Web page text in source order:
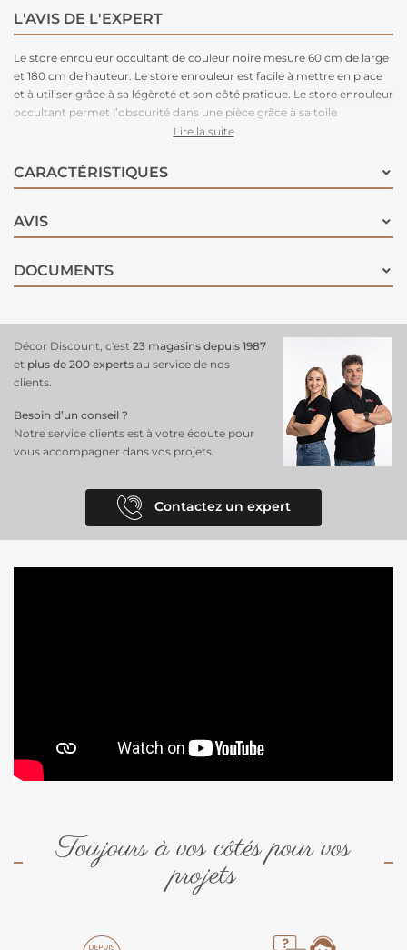
L'AVIS DE L'EXPERT
Le store enrouleur occultant de couleur noire mesure 60 cm de large
et 180 cm de hauteur. Le store enrouleur est facile à mettre en place
et à utiliser grâce à sa légèreté et son côté pratique. Le store enrouleur
occultant permet l’obscurité dans une pièce grâce à sa toile
occultante. Idéal pour les chambres à coucher.
Lire la suite
CARACTÉRISTIQUES
AVIS
DOCUMENTS
Décor Discount, c'est 23 magasins depuis 1987
et plus de 200 experts au service de nos
clients.
Besoin d’un conseil ?
Notre service clients est à votre écoute pour
vous accompagner dans vos projets.
Contactez un expert
Toujours à vos côtés pour vos
projets